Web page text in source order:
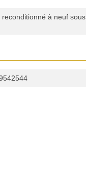
reconditionné à neuf sous